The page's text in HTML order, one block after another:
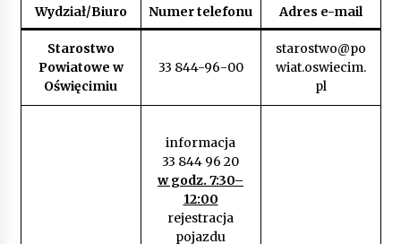
Wydział/Biuro Numer telefonu Adres e-mail
Starostwo
Powiatowe w
Oświęcimiu
33 844-96-00
starostwo@po
wiat.oswiecim.
pl
informacja
33 844 96 20
w godz. 7:30–
12:00
rejestracja
pojazdu